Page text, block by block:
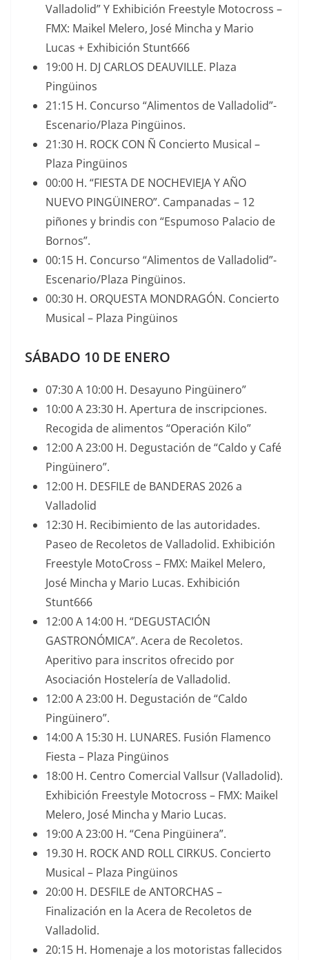
Valladolid” Y Exhibición Freestyle Motocross –
FMX: Maikel Melero, José Mincha y Mario
Lucas + Exhibición Stunt666
19:00 H. DJ CARLOS DEAUVILLE. Plaza
Pingüinos
21:15 H. Concurso “Alimentos de Valladolid”-
Escenario/Plaza Pingüinos.
21:30 H. ROCK CON Ñ Concierto Musical –
Plaza Pingüinos
00:00 H. “FIESTA DE NOCHEVIEJA Y AÑO
NUEVO PINGÜINERO”. Campanadas – 12
piñones y brindis con “Espumoso Palacio de
Bornos”.
00:15 H. Concurso “Alimentos de Valladolid”-
Escenario/Plaza Pingüinos.
00:30 H. ORQUESTA MONDRAGÓN. Concierto
Musical – Plaza Pingüinos
SÁBADO 10 DE ENERO
07:30 A 10:00 H. Desayuno Pingüinero”
10:00 A 23:30 H. Apertura de inscripciones.
Recogida de alimentos “Operación Kilo”
12:00 A 23:00 H. Degustación de “Caldo y Café
Pingüinero”.
12:00 H. DESFILE de BANDERAS 2026 a
Valladolid
12:30 H. Recibimiento de las autoridades.
Paseo de Recoletos de Valladolid. Exhibición
Freestyle MotoCross – FMX: Maikel Melero,
José Mincha y Mario Lucas. Exhibición
Stunt666
12:00 A 14:00 H. “DEGUSTACIÓN
GASTRONÓMICA”. Acera de Recoletos.
Aperitivo para inscritos ofrecido por
Asociación Hostelería de Valladolid.
12:00 A 23:00 H. Degustación de “Caldo
Pingüinero”.
14:00 A 15:30 H. LUNARES. Fusión Flamenco
Fiesta – Plaza Pingüinos
18:00 H. Centro Comercial Vallsur (Valladolid).
Exhibición Freestyle Motocross – FMX: Maikel
Melero, José Mincha y Mario Lucas.
19:00 A 23:00 H. “Cena Pingüinera”.
19.30 H. ROCK AND ROLL CIRKUS. Concierto
Musical – Plaza Pingüinos
20:00 H. DESFILE de ANTORCHAS –
Finalización en la Acera de Recoletos de
Valladolid.
20:15 H. Homenaje a los motoristas fallecidos